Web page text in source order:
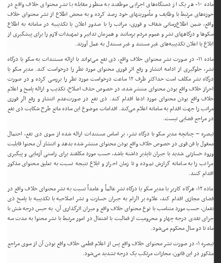
ماده ۱۰- هر یک از دستگاه‌های اجرایی موظفند به منظور مقابله با نشر محتوای خلاف واقع در
حوزه‌های مرتبط با وظایف و مأموریتهای خود رصد کرده و به محض اطلاع از نشر محتوای خلاف
واقع، ضمن اطلاع‌رسانی شفاف و فوری، مراتب را با صدور اعلان یا تکذیبیه در سامانه به اطلاع
سکوها و درگاههای نشر و عموم مردم برسانند و همزمان تدابیر و تمهیدات لازم را برای پیشگیری از
ابلاغ یا اعلان تکذیبیه‌های غیر مستند و غیر مستدل به عمل آورند.
ماده ۱۱- در صورت نشر محتوای خلاف واقع، ذی نفع می‌تواند با ارائه مستندات به سکو یا درگاه
نشر، جلوگیری از ادامه انتشار و رفع اثر فوری محتوای مورد نظر را درخواست کند. مدیر سکو یا
درگاه نشر مکلف است حداکثر ظرف ۱۲ ساعت درخواست مورد نظر را بررسی کرده و در صورت
احراز خلاف واقع بودن محتوای منتشر شده، در خصوص حذف اصلاح، تکذیب و ارائه پاسخ و اعلام
خلاف واقع بودن محتوای مورد ادعا اقدام کند. ذی نفع در صورت‌عدم انتشار و رفع الر فوری
مراتب را جهت اقدام به سامانه اعلام می‌کند. اقدامات موضوع این ساده مانع طرح شکایت ذی نفع
در مراجع قضایی نیست.
تبصره – چنانچه مدیر سکو با درگاه نشر، بر اساس مستندات ارائه شده از سوی دی نفع، احتمال
معقول یا فن قوی در خصوص خلاف واقع بودن محتوای منتشر شده بدهد و انتشار آن محتوا قابلیت
ورود خسارتی شدید با جبران ناپذیر داشته باشد، حسب مورد مکلفند برای راستی آزمایی و پیگیری
مراتب را به سامانه گزارش نموده و تا زمان احراز و ابلاغ نتیجه نسبت به تعلیق محتوای مذکور
اقدام کنند.
ماده ۱۲- هرگاه کاربر با مدیر سکو یا درگاه نشر عالماً و عامداً نسبت به نشر محتوای خلاف واقع در
فضای مجازی اقدام کند، علاوه بر الزام به جبران خسارت و نشر اصلاحیه با تکذیبیه با پاسخ ذی
نفعان، حسب مورد متناسب با نوع محتوای خلاف واقع و میزان اثرگذاری آن، به حبس درجه شش با
جزای نقدی درجه چهار و محرومیت از فعالیت با اشتغال در امور مرتبط با نشر محتوا به مدت سه
ماه تا دو سال محکوم می‌شود.
تبصره ۱- در صورت نشر محتوای خلاف واقع پس از اعلام قطعی خلاف واقع بودن آن از سوی مراجع
مذکور در این قانون، مجازات مرتکب یک درجه تشدید می‌شود.